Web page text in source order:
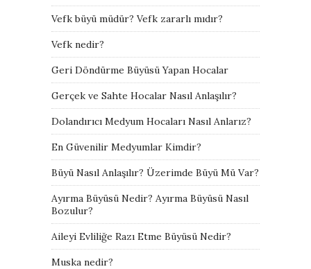
Vefk büyü müdür? Vefk zararlı mıdır?
Vefk nedir?
Geri Döndürme Büyüsü Yapan Hocalar
Gerçek ve Sahte Hocalar Nasıl Anlaşılır?
Dolandırıcı Medyum Hocaları Nasıl Anlarız?
En Güvenilir Medyumlar Kimdir?
Büyü Nasıl Anlaşılır? Üzerimde Büyü Mü Var?
Ayırma Büyüsü Nedir? Ayırma Büyüsü Nasıl
Bozulur?
Aileyi Evliliğe Razı Etme Büyüsü Nedir?
Muska nedir?